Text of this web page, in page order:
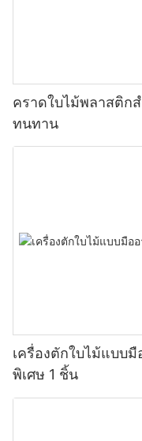
คราดใบไม้พลาสติก
ทนทาน
เครื่องตักใบไม้แบบ
พิเศษ 1 ชิ้น